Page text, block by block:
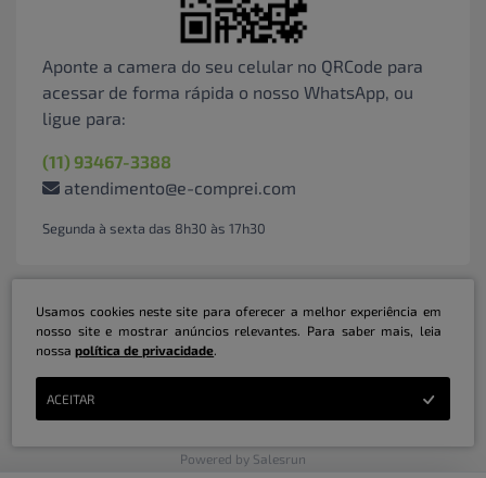
Aponte a camera do seu celular no QRCode para
acessar de forma rápida o nosso WhatsApp, ou
ligue para:
(11) 93467-3388
atendimento@e-comprei.com
Segunda à sexta das 8h30 às 17h30
Marketplace B2B Serviços Inteligentes Ltda | CNPJ: 31.415.786/0001-31 | ©
Powered by Salesrun
Usamos cookies neste site para oferecer a melhor experiência em
nosso site e mostrar anúncios relevantes. Para saber mais, leia
nossapolítica de privacidade.
ACEITAR